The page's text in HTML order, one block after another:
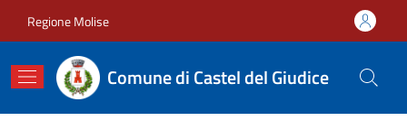
Regione Molise
Comune di Castel del Giudice